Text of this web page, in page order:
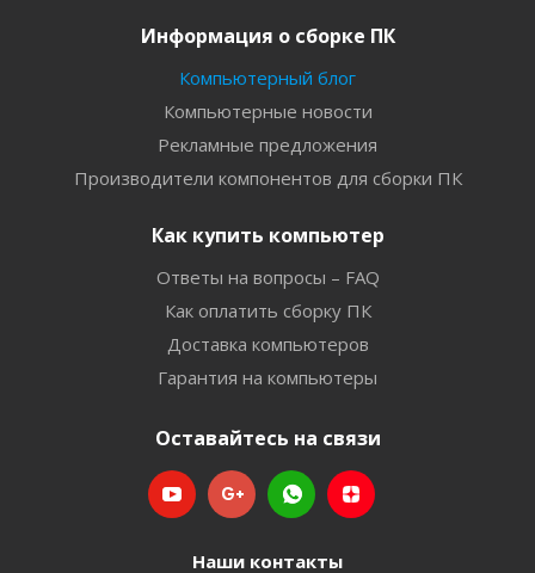
Информация о сборке ПК
Компьютерный блог
Компьютерные новости
Рекламные предложения
Производители компонентов для сборки ПК
Как купить компьютер
Ответы на вопросы – FAQ
Как оплатить сборку ПК
Доставка компьютеров
Гарантия на компьютеры
Оставайтесь на связи
Наши контакты